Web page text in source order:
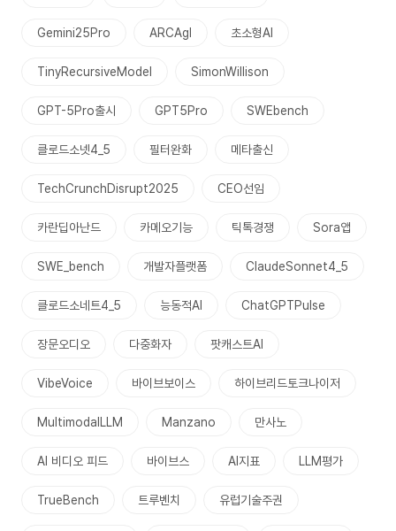
Gemini25Pro ARCAgI 초소형AI
TinyRecursiveModel SimonWillison
GPT-5Pro출시 GPT5Pro SWEbench
클로드소넷4_5 필터완화 메타출신
TechCrunchDisrupt2025 CEO선임
카란딥아난드 카메오기능 틱톡경쟁 Sora앱
SWE_bench 개발자플랫폼 ClaudeSonnet4_5
클로드소네트4_5 능동적AI ChatGPTPulse
장문오디오 다중화자 팟캐스트AI
VibeVoice 바이브보이스 하이브리드토크나이저
MultimodalLLM Manzano 만사노
AI 비디오 피드 바이브스 AI지표 LLM평가
TrueBench 트루벤치 유럽기술주권